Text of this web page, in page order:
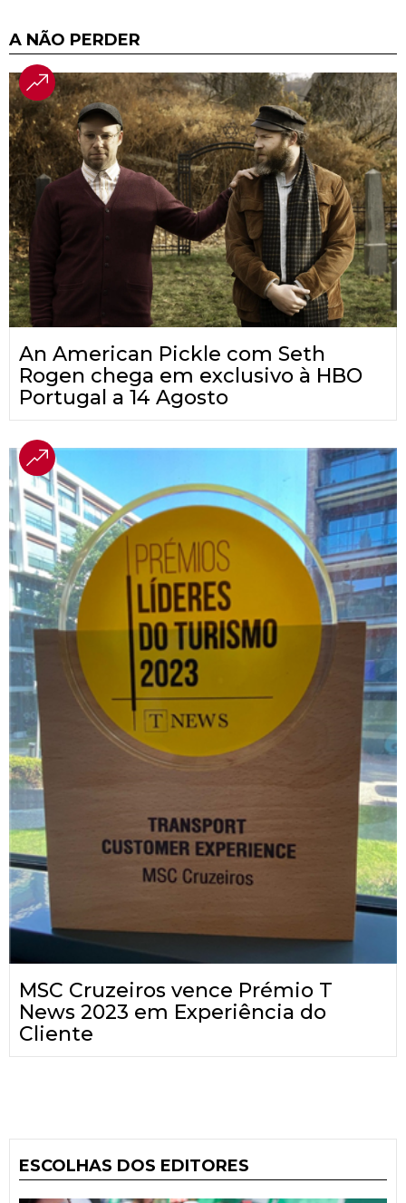
A NÃO PERDER
An American Pickle com Seth
Rogen chega em exclusivo à HBO
Portugal a 14 Agosto
MSC Cruzeiros vence Prémio T
News 2023 em Experiência do
Cliente
ESCOLHAS DOS EDITORES